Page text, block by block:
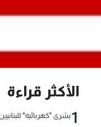
الأكثر قراءة
1بشرى "كهربائية"